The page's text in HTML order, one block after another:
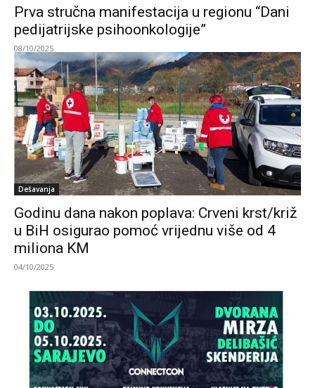
Prva stručna manifestacija u regionu “Dani
pedijatrijske psihoonkologije”
08/10/2025
Dešavanja
Godinu dana nakon poplava: Crveni krst/križ
u BiH osigurao pomoć vrijednu više od 4
miliona KM
04/10/2025